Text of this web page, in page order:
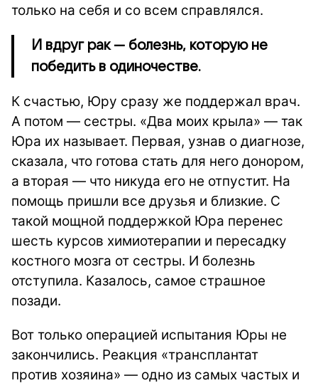
только на себя и со всем справлялся.
И вдруг рак — болезнь, которую не
победить в одиночестве.
К счастью, Юру сразу же поддержал врач.
А потом — сестры. «Два моих крыла» — так
Юра их называет. Первая, узнав о диагнозе,
сказала, что готова стать для него донором,
а вторая — что никуда его не отпустит. На
помощь пришли все друзья и близкие. С
такой мощной поддержкой Юра перенес
шесть курсов химиотерапии и пересадку
костного мозга от сестры. И болезнь
отступила. Казалось, самое страшное
позади.
Вот только операцией испытания Юры не
закончились. Реакция «трансплантат
против хозяина» — одно из самых частых и